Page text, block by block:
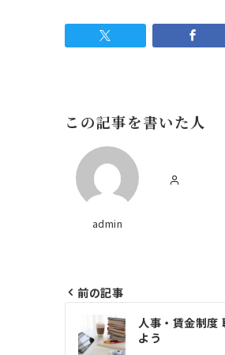
この記事を書いた人
admin
稿
前の記事
人事・賃金制度
よう